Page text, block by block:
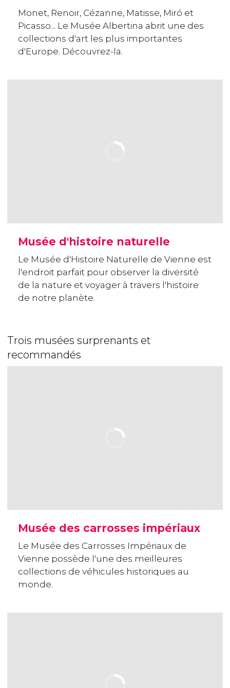
Monet, Renoir, Cézanne, Matisse, Miró et
Picasso... Le Musée Albertina abrit une des
collections d'art les plus importantes
d'Europe. Découvrez-la.
Musée d'histoire naturelle
Le Musée d'Histoire Naturelle de Vienne est
l'endroit parfait pour observer la diversité
de la nature et voyager à travers l'histoire
de notre planète.
Trois musées surprenants et
recommandés
Musée des carrosses impériaux
Le Musée des Carrosses Impériaux de
Vienne possède l'une des meilleures
collections de véhicules historiques au
monde.